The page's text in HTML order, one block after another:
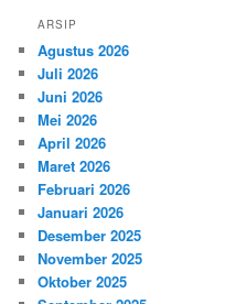
ARSIP
Agustus 2026
Juli 2026
Juni 2026
Mei 2026
April 2026
Maret 2026
Februari 2026
Januari 2026
Desember 2025
November 2025
Oktober 2025